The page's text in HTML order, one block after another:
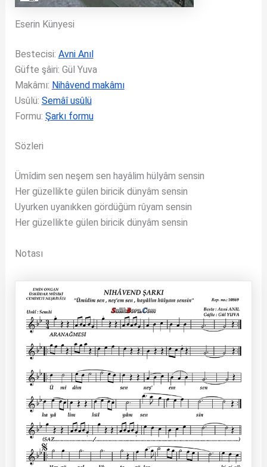
Eserin Künyesi
Bestecisi: Avni Anıl
Güfte şâiri: Gül Yuva
Makâmı: Nihâvend makâmı
Usûlü: Semâî usûlü
Formu: Şarkı formu
Sözleri
Ümîdim sen neşem sen hayâlim hülyâm sensin
Her güzellikte gülen biricik dünyâm sensin
Uyurken uyanıkken gördüğüm rûyam sensin
Her güzellikte gülen biricik dünyâm sensin
Notası